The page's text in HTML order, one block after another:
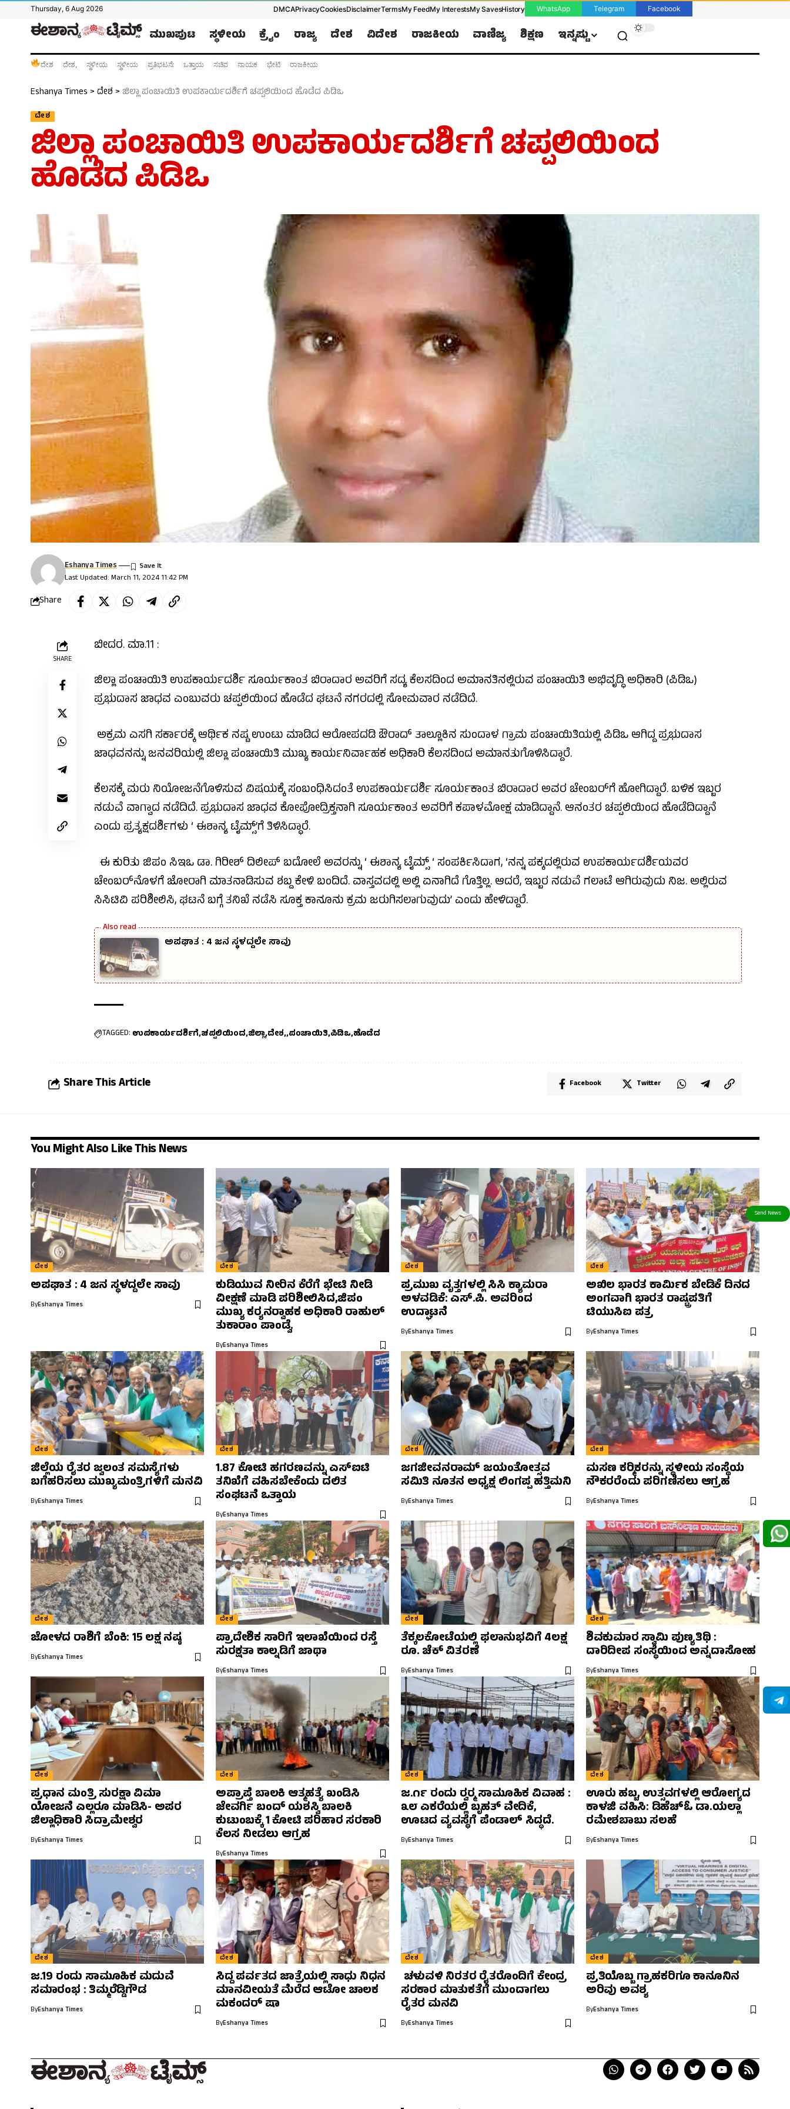
Thursday, 6 Aug 2026 DMCAPrivacyCookiesDisclaimerTermsMy FeedMy InterestsMy SavesHistory WhatsApp Telegram Facebook
ಮುಖಪುಟ ಸ್ಥಳೀಯ ಕ್ರೈಂ ರಾಜ್ಯ ದೇಶ ವಿದೇಶ ರಾಜಕೀಯ ವಾಣಿಜ್ಯ ಶಿಕ್ಷಣ ಇನ್ನಷ್ಟು
ದೇಶ ದೇಶ, ಸ್ಥಳೀಯ ಸ್ಥಳೀಯ ಪ್ರತಿಭಟನೆ: ಒತ್ತಾಯ ಸಚಿವ ನಾಯಕ ಭೇಟಿ ರಾಜಕೀಯ
Eshanya Times > ದೇಶ > ಜಿಲ್ಲಾ ಪಂಚಾಯಿತಿ ಉಪಕಾರ್ಯದರ್ಶಿಗೆ ಚಪ್ಪಲಿಯಿಂದ ಹೊಡೆದ ಪಿಡಿಒ
ದೇಶ
ಜಿಲ್ಲಾ ಪಂಚಾಯಿತಿ ಉಪಕಾರ್ಯದರ್ಶಿಗೆ ಚಪ್ಪಲಿಯಿಂದ
ಹೊಡೆದ ಪಿಡಿಒ
Last Updated: March 11, 2024 11:42 PM
Eshanya Times
Share
SHARE
ಬೀದರ. ಮಾ.11 :
ಜಿಲ್ಲಾ ಪಂಚಾಯಿತಿ ಉಪಕಾರ್ಯದರ್ಶಿ ಸೂರ್ಯಕಾಂತ ಬಿರಾದಾರ ಅವರಿಗೆ ಸದ್ಯ ಕೆಲಸದಿಂದ ಅಮಾನತಿನಲ್ಲಿರುವ ಪಂಚಾಯಿತಿ ಅಭಿವೃದ್ಧಿ ಅಧಿಕಾರಿ (ಪಿಡಿಒ)
ಪ್ರಭುದಾಸ ಜಾಧವ ಎಂಬುವರು ಚಪ್ಪಲಿಯಿಂದ ಹೊಡೆದ ಘಟನೆ ನಗರದಲ್ಲಿ ಸೋಮವಾರ ನಡೆದಿದೆ.
ಅಕ್ರಮ ಎಸಗಿ ಸರ್ಕಾರಕ್ಕೆ ಆರ್ಥಿಕ ನಷ್ಟ ಉಂಟು ಮಾಡಿದ ಆರೋಪದಡಿ ಔರಾದ್‌ ತಾಲ್ಲೂಕಿನ ಸುಂದಾಳ ಗ್ರಾಮ ಪಂಚಾಯಿತಿಯಲ್ಲಿ ಪಿಡಿಒ ಆಗಿದ್ದ ಪ್ರಭುದಾಸ
ಜಾಧವನನ್ನು ಜನವರಿಯಲ್ಲಿ ಜಿಲ್ಲಾ ಪಂಚಾಯಿತಿ ಮುಖ್ಯ ಕಾರ್ಯನಿರ್ವಾಹಕ ಅಧಿಕಾರಿ ಕೆಲಸದಿಂದ ಅಮಾನತುಗೊಳಿಸಿದ್ದಾರೆ.
ಕೆಲಸಕ್ಕೆ ಮರು ನಿಯೋಜನೆಗೊಳಿಸುವ ವಿಷಯಕ್ಕೆ ಸಂಬಂಧಿಸಿದಂತೆ ಉಪಕಾರ್ಯದರ್ಶಿ ಸೂರ್ಯಕಾಂತ ಬಿರಾದಾರ ಅವರ ಚೇಂಬರ್‌ಗೆ ಹೋಗಿದ್ದಾರೆ. ಬಳಿಕ ಇಬ್ಬರ
ನಡುವೆ ವಾಗ್ವಾದ ನಡೆದಿದೆ. ಪ್ರಭುದಾಸ ಜಾಧವ ಕೋಪೋದ್ರಿಕ್ತನಾಗಿ ಸೂರ್ಯಕಾಂತ ಅವರಿಗೆ ಕಪಾಳಮೋಕ್ಷ ಮಾಡಿದ್ದಾನೆ. ಆನಂತರ ಚಪ್ಪಲಿಯಿಂದ ಹೊಡೆದಿದ್ದಾನೆ
ಎಂದು ಪ್ರತ್ಯಕ್ಷದರ್ಶಿಗಳು ‘ ಈಶಾನ್ಯ ಟೈಮ್ಸ್’ಗೆ ತಿಳಿಸಿದ್ಧಾರೆ.
ಈ ಕುರಿತು ಜಿಪಂ ಸಿಇಒ ಡಾ. ಗಿರೀಶ್‌ ದಿಲೀಪ್‌ ಬದೋಲೆ ಅವರನ್ನು ‘ ಈಶಾನ್ಯ ಟೈಮ್ಸ್ ‘ ಸಂಪರ್ಕಿಸಿದಾಗ, ‘ನನ್ನ ಪಕ್ಕದಲ್ಲಿರುವ ಉಪಕಾರ್ಯದರ್ಶಿಯವರ
ಚೇಂಬರ್‌ನೊಳಗೆ ಜೋರಾಗಿ ಮಾತನಾಡಿಸುವ ಶಬ್ದ ಕೇಳಿ ಬಂದಿದೆ. ವಾಸ್ತವದಲ್ಲಿ ಅಲ್ಲಿ ಏನಾಗಿದೆ ಗೊತ್ತಿಲ್ಲ. ಆದರೆ, ಇಬ್ಬರ ನಡುವೆ ಗಲಾಟೆ ಆಗಿರುವುದು ನಿಜ. ಅಲ್ಲಿರುವ
ಸಿಸಿಟಿವಿ ಪರಿಶೀಲಿಸಿ, ಘಟನೆ ಬಗ್ಗೆ ತನಿಖೆ ನಡೆಸಿ ಸೂಕ್ತ ಕಾನೂನು ಕ್ರಮ ಜರುಗಿಸಲಾಗುವುದು’ ಎಂದು ಹೇಳಿದ್ದಾರೆ.
ಅಪಘಾತ : 4 ಜನ ಸ್ಥಳದ್ದಲೇ ಸಾವು
TAGGED: ಉಪಕಾರ್ಯದರ್ಶಿಗೆ ಚಪ್ಪಲಿಯಿಂದಜಿಲ್ಲಾದೇಶ,ಪಂಚಾಯಿತಿಪಿಡಿಒಹೊಡೆದ
Share This Article Facebook Twitter
You Might Also Like This News
ದೇಶ
ಅಪಘಾತ : 4 ಜನ ಸ್ಥಳದ್ದಲೇ ಸಾವು
ByEshanya Times
ದೇಶ
ಕುಡಿಯುವ ನೀರಿನ ಕೆರೆಗೆ ಭೇಟಿ ನೀಡಿ
ವೀಕ್ಷಣೆ ಮಾಡಿ ಪರಿಶೀಲಿಸಿದ,ಜಿಪಂ
ಮುಖ್ಯ ಕರ‍್ಯನರ‍್ವಾಹಕ ಅಧಿಕಾರಿ ರಾಹುಲ್‌
ತುಕಾರಾಂ ಪಾಂಡ್ವೆ.
ByEshanya Times
ದೇಶ
ಪ್ರಮುಖ ವೃತ್ತಗಳಲ್ಲಿ ಸಿಸಿ ಕ್ಯಾಮರಾ
ಅಳವಡಿಕೆ: ಎಸ್.ಪಿ. ಅವರಿಂದ
ಉದ್ಘಾಟನೆ
ByEshanya Times
ದೇಶ
ಅಖಿಲ ಭಾರತ ಕಾರ್ಮಿಕ ಬೇಡಿಕೆ ದಿನದ
ಅಂಗವಾಗಿ ಭಾರತ ರಾಷ್ಟ್ರಪತಿಗೆ
ಟಿಯುಸಿಐ ಪತ್ರ
ByEshanya Times
ದೇಶ
ಜಿಲ್ಲೆಯ ರೈತರ ಜ್ವಲಂತ ಸಮಸ್ಯೆಗಳು
ಬಗೆಹರಿಸಲು ಮುಖ್ಯಮಂತ್ರಿಗಳಿಗೆ ಮನವಿ
ByEshanya Times
ದೇಶ
1.87 ಕೋಟಿ ಹಗರಣವನ್ನು ಎಸ್‌ಐಟಿ
ತನಿಖೆಗೆ ವಹಿಸಬೇಕೆಂದು ದಲಿತ
ಸಂಘಟನೆ ಒತ್ತಾಯ
ByEshanya Times
ದೇಶ
ಜಗಜೀವನರಾಮ್ ಜಯಂತೋತ್ಸವ
ಸಮಿತಿ ನೂತನ ಅಧ್ಯಕ್ಷ ಲಿಂಗಪ್ಪ ಹತ್ತಿಮನಿ
ByEshanya Times
ದೇಶ
ಮಸಣ ಕರ‍್ಮಿಕರನ್ನು ಸ್ಥಳೀಯ ಸಂಸ್ಥೆಯ
ನೌಕರರೆಂದು ಪರಿಗಣಿಸಲು ಆಗ್ರಹ
ByEshanya Times
ದೇಶ
ಜೋಳದ ರಾಶಿಗೆ ಬೆಂಕಿ: 15 ಲಕ್ಷ ನಷ್ಠ
ByEshanya Times
ದೇಶ
ಪ್ರಾದೇಶಿಕ ಸಾರಿಗೆ ಇಲಾಖೆಯಿಂದ ರಸ್ತೆ
ಸುರಕ್ಷತಾ ಕಾಲ್ನಡಿಗೆ ಜಾಥಾ
ByEshanya Times
ದೇಶ
ತೆಕ್ಕಲಕೋಟೆಯಲ್ಲಿ ಫಲಾನುಭವಿಗೆ 4ಲಕ್ಷ
ರೂ. ಚೆಕ್ ವಿತರಣೆ
ByEshanya Times
ದೇಶ
ಶಿವಕುಮಾರ ಸ್ವಾಮಿ ಪುಣ್ಯತಿಥಿ :
ದಾರಿದೀಪ ಸಂಸ್ಥೆಯಿಂದ ಅನ್ನದಾಸೋಹ
ByEshanya Times
ದೇಶ
ಪ್ರಧಾನ ಮಂತ್ರಿ ಸುರಕ್ಷಾ ವಿಮಾ
ಯೋಜನೆ ಎಲ್ಲರೂ ಮಾಡಿಸಿ- ಅಪರ
ಜಿಲ್ಲಾಧಿಕಾರಿ ಸಿದ್ರಾಮೇಶ್ವರ
ByEshanya Times
ದೇಶ
ಅಪ್ರಾಪ್ತೆ ಬಾಲಕಿ ಆತ್ಮಹತ್ಯೆ ಖಂಡಿಸಿ
ಜೇವರ್ಗಿ ಬಂದ್ ಯಶಸ್ವಿ ಬಾಲಕಿ
ಕುಟುಂಬಕ್ಕೆ 1 ಕೋಟಿ ಪರಿಹಾರ ಸರಕಾರಿ
ಕೆಲಸ ನೀಡಲು ಆಗ್ರಹ
ByEshanya Times
ದೇಶ
ಜ.೧೯ ರಂದು ರ‍್ವರ‍್ಮ ಸಾಮೂಹಿಕ ವಿವಾಹ :
೩೮ ಎಕರೆಯಲ್ಲಿ ಬೃಹತ್ ವೇದಿಕೆ,
ಊಟದ ವ್ಯವಸ್ಥೆಗೆ ಪೆಂಡಾಲ್ ಸಿದ್ಧದೆ.
ByEshanya Times
ದೇಶ
ಊರು ಹಬ್ಬ, ಉತ್ಸವಗಳಲ್ಲಿ ಆರೋಗ್ಯದ
ಕಾಳಜಿ ವಹಿಸಿ: ಡಿಹೆಚ್‌ಓ ಡಾ.ಯಲ್ಲಾ
ರಮೇಶಬಾಬು ಸಲಹೆ
ByEshanya Times
ದೇಶ
ಜ.19 ರಂದು ಸಾಮೂಹಿಕ ಮದುವೆ
ಸಮಾರಂಭ : ತಿಮ್ಮರೆಡ್ಡಿಗೌಡ
ByEshanya Times
ದೇಶ
ಸಿದ್ದ ಪರ್ವತದ ಜಾತ್ರೆಯಲ್ಲಿ ಸಾಧು ನಿಧನ
ಮಾನವೀಯತೆ ಮೆರೆದ ಆಟೋ ಚಾಲಕ
ಮಕಂದರ್ ಷಾ
ByEshanya Times
ದೇಶ
ಚಳುವಳಿ ನಿರತರ ರೈತರೊಂದಿಗೆ ಕೇಂದ್ರ
ಸರಕಾರ ಮಾತುಕತೆಗೆ ಮುಂದಾಗಲು
ರೈತರ ಮನವಿ
ByEshanya Times
ದೇಶ
ಪ್ರತಿಯೊಬ್ಬ ಗ್ರಾಹಕರಿಗೂ ಕಾನೂನಿನ
ಅರಿವು ಅವಶ್ಯ
ByEshanya Times
WhatsApp Later
Don’t Miss Out! Join Our WhatsApp
Get the latest news, updates, and exclusive
content delivered straight to your WhatsApp.